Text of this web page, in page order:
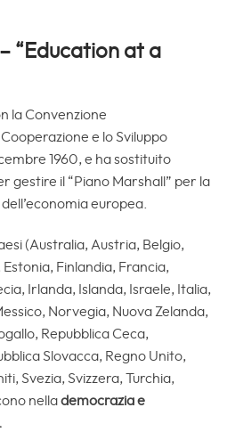
“Education at a
la Convenzione
e lo Sviluppo
1960, e ha sostituito
gestire il “Piano Marshall” per la
europea.
(Australia, Austria, Belgio,
Finlandia, Francia,
Irlanda, Islanda, Israele, Italia,
Norvegia, Nuova Zelanda,
Repubblica Ceca,
Slovacca, Regno Unito,
Svezia, Svizzera, Turchia,
nellademocrazia e